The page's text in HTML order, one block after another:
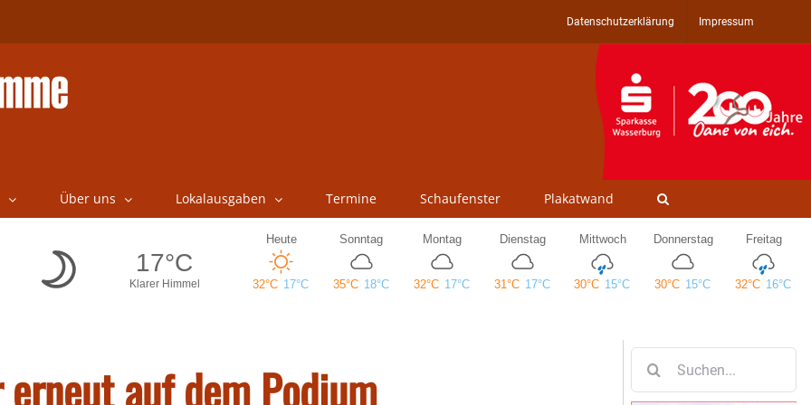
Datenschutzerklärung Impressum
Über uns Lokalausgaben Termine Schaufenster Plakatwand
auf dem Podium
nach: